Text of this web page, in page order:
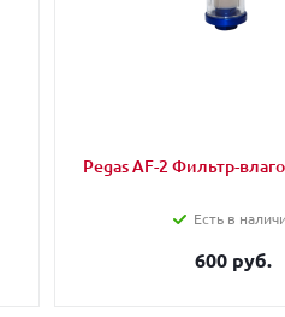
Pegas AF-2 Фильтр-
Есть в
600 руб.